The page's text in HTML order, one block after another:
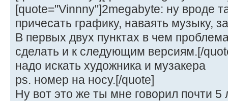
[quote="Vinnny"]2megabyte: ну вроде
причесать графику, наваять музыку,
В первых двух пунктах в чем
сделать и к следующим версиям.[/
надо искать художника и музакера
ps. номер на носу.[/quote]
Ну вот это же ты мне говорил почти 5